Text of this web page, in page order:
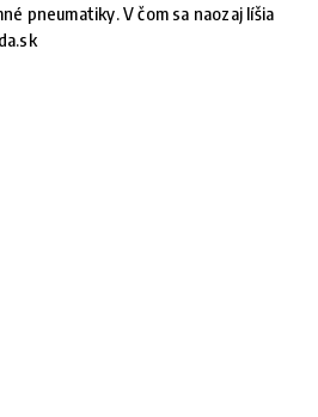
pneumatiky. V čom sa naozaj líšia